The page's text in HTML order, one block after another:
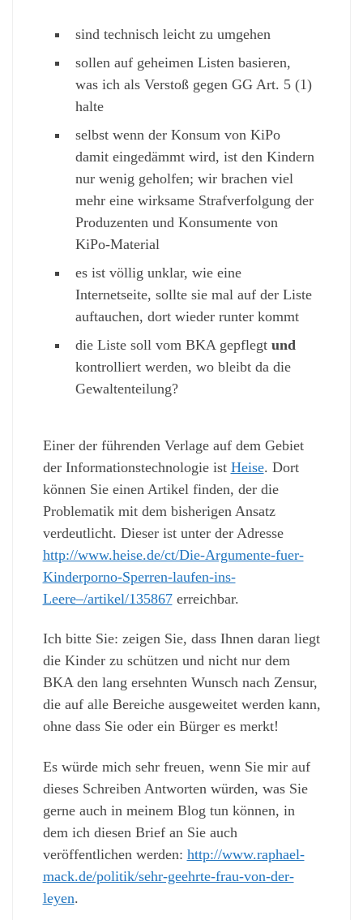
sind technisch leicht zu umgehen
sollen auf geheimen Listen basieren,
was ich als Verstoß gegen GG Art. 5 (1)
halte
selbst wenn der Konsum von KiPo
damit eingedämmt wird, ist den Kindern
nur wenig geholfen; wir brachen viel
mehr eine wirksame Strafverfolgung der
Produzenten und Konsumente von
KiPo-Material
es ist völlig unklar, wie eine
Internetseite, sollte sie mal auf der Liste
auftauchen, dort wieder runter kommt
die Liste soll vom BKA gepflegt und
kontrolliert werden, wo bleibt da die
Gewaltenteilung?
Einer der führenden Verlage auf dem Gebiet
der Informationstechnologie ist Heise. Dort
können Sie einen Artikel finden, der die
Problematik mit dem bisherigen Ansatz
verdeutlicht. Dieser ist unter der Adresse
http://www.heise.de/ct/Die-Argumente-fuer-
Kinderporno-Sperren-laufen-ins-
Leere–/artikel/135867erreichbar.
Ich bitte Sie: zeigen Sie, dass Ihnen daran liegt
die Kinder zu schützen und nicht nur dem
BKA den lang ersehnten Wunsch nach Zensur,
die auf alle Bereiche ausgeweitet werden kann,
ohne dass Sie oder ein Bürger es merkt!
Es würde mich sehr freuen, wenn Sie mir auf
dieses Schreiben Antworten würden, was Sie
gerne auch in meinem Blog tun können, in
dem ich diesen Brief an Sie auch
veröffentlichen werden: http://www.raphael-
mack.de/politik/sehr-geehrte-frau-von-der-
leyen.